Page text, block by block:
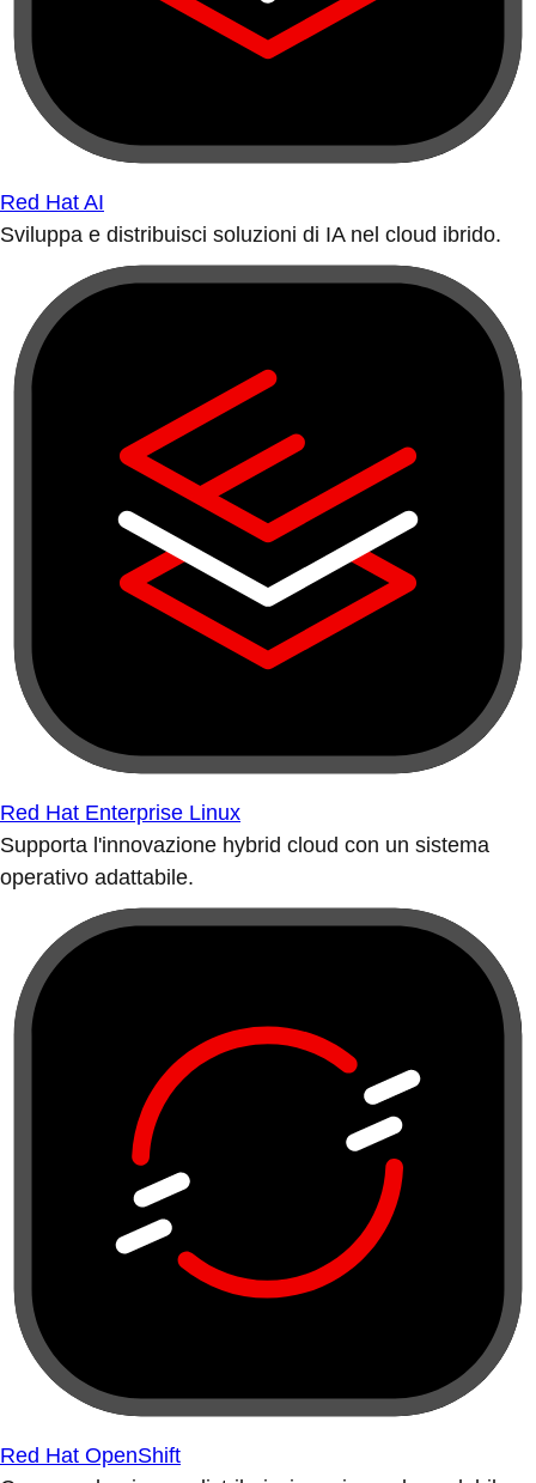
Red Hat AI
Sviluppa e distribuisci soluzioni di IA nel cloud ibrido.
Red Hat Enterprise Linux
Supporta l'innovazione hybrid cloud con un sistema
operativo adattabile.
Red Hat OpenShift